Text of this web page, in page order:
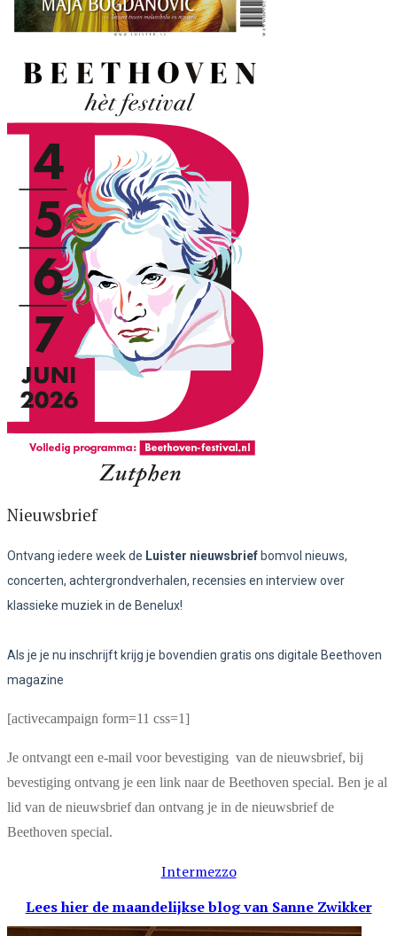
Nieuwsbrief
Ontvang iedere week de Luister nieuwsbrief bomvol nieuws,
concerten, achtergrondverhalen, recensies en interview over
klassieke muziek in de Benelux!
Als je je nu inschrijft krijg je bovendien gratis ons digitale Beethoven
magazine
[activecampaign form=11 css=1]
Je ontvangt een e-mail voor bevestiging van de nieuwsbrief, bij
bevestiging ontvang je een link naar de Beethoven special. Ben je al
lid van de nieuwsbrief dan ontvang je in de nieuwsbrief de
Beethoven special.
Intermezzo
Lees hier de maandelijkse blogvan Sanne Zwikker